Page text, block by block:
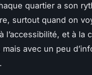
quartier a son
surtout quand on
l’accessibilité, et à la
avec un peu